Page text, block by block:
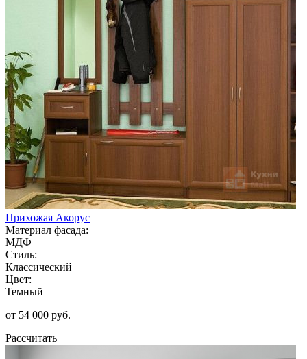
Прихожая Акорус
Материал фасада:
МДФ
Стиль:
Классический
Цвет:
Темный
от 54 000 руб.
Рассчитать